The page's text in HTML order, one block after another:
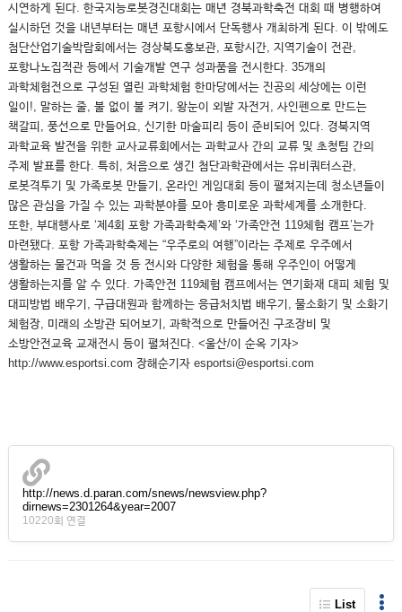
시연하게 된다. 한국지능로봇경진대회는 매년 경북과학축전 대회 때 병행하여
실시하던 것을 내년부터는 매년 포항시에서 단독행사 개최하게 된다. 이 밖에도
첨단산업기술박람회에서는 경상북도홍보관, 포항시간, 지역기술이 전관,
포항나노집적관 등에서 기술개발 연구 성과품을 전시한다. 35개의
과학체험전으로 구성된 열린 과학체험 한마당에서는 진공의 세상에는 이런
일이!, 말하는 줄, 불 없이 불 켜기, 왕눈이 외발 자전거, 사인펜으로 만드는
책갈피, 풍선으로 만들어요, 신기한 마술피리 등이 준비되어 있다. 경북지역
과학교육 발전을 위한 교사교류회에서는 과학교사 간의 교류 및 초청팀 간의
주제 발표를 한다. 특히, 처음으로 생긴 첨단과학관에서는 유비쿼터스관,
로봇격투기 및 가족로봇 만들기, 온라인 게임대회 등이 펼쳐지는데 청소년들이
많은 관심을 가질 수 있는 과학분야를 모아 흥미로운 과학세계를 소개한다.
또한, 부대행사로 ‘제4회 포항 가족과학축제’와 ‘가족안전 119체험 캠프’는가
마련됐다. 포항 가족과학축제는 “우주로의 여행”이라는 주제로 우주에서
생활하는 물건과 먹을 것 등 전시와 다양한 체험을 통해 우주인이 어떻게
생활하는지를 알 수 있다. 가족안전 119체험 캠프에서는 연기화재 대피 체험 및
대피방법 배우기, 구급대원과 함께하는 응급처치법 배우기, 물소화기 및 소화기
체험장, 미래의 소방관 되어보기, 과학적으로 만들어진 구조장비 및
소방안전교육 교재전시 등이 펼쳐진다. <울산/이 순옥 기자>
http://www.esportsi.com 장해순기자 esportsi@esportsi.com
http://news.d.paran.com/snews/newsview.php?
dirnews=2301264&year=2007
10220회 연결
List